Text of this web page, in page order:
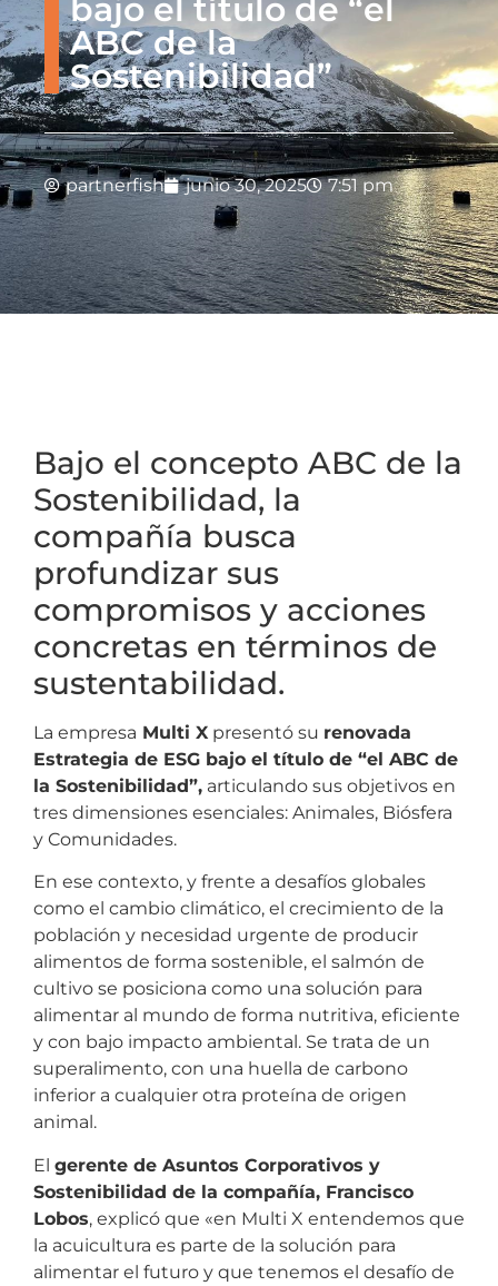
bajo el título de “el
ABC de la
Sostenibilidad”
partnerfish junio 30, 2025 7:51 pm
Bajo el concepto ABC de la
Sostenibilidad, la
compañía busca
profundizar sus
compromisos y acciones
concretas en términos de
sustentabilidad.
La empresa Multi X presentó su renovada
Estrategia de ESG bajo el título de “el ABC de
la Sostenibilidad”, articulando sus objetivos en
tres dimensiones esenciales: Animales, Biósfera
y Comunidades.
En ese contexto, y frente a desafíos globales
como el cambio climático, el crecimiento de la
población y necesidad urgente de producir
alimentos de forma sostenible, el salmón de
cultivo se posiciona como una solución para
alimentar al mundo de forma nutritiva, eficiente
y con bajo impacto ambiental. Se trata de un
superalimento, con una huella de carbono
inferior a cualquier otra proteína de origen
animal.
El gerente de Asuntos Corporativos y
Sostenibilidad de la compañía, Francisco
Lobos, explicó que «en Multi X entendemos que
la acuicultura es parte de la solución para
alimentar el futuro y que tenemos el desafío de